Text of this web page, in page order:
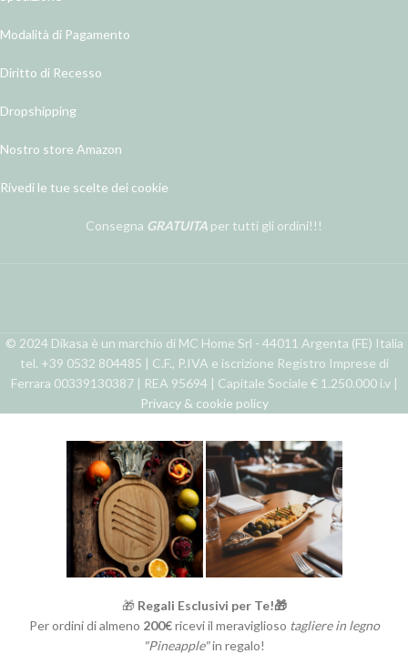
Modalità di Pagamento
Diritto di Recesso
Dropshipping
Nostro store Amazon
Rivedi le tue scelte dei cookie
Consegna GRATUITA per tutti gli ordini!!!
© 2024 Dikasa è un marchio di MC Home Srl - 44011 Argenta (FE) Italia
tel. +39 0532 804485 | C.F., P.IVA e iscrizione Registro Imprese di
Ferrara 00339130387 | REA 95694 | Capitale Sociale € 1.250.000 i.v |
Privacy & cookie policy
🎁 Regali Esclusivi per Te!🎁
Per ordini di almeno 200€ricevi il meraviglioso tagliere in legno
"Pineapple"in regalo!